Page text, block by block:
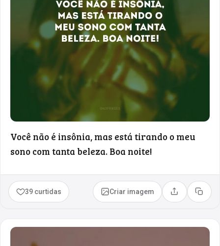
Você não é insônia, mas está tirando o meu
sono com tanta beleza. Boa noite!
39 curtidas Criar imagem Compartilhar
Copiar